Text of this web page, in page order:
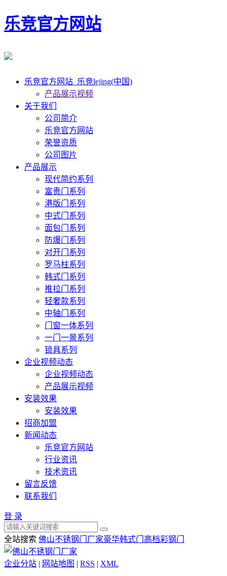
乐竞官方网站
乐竞官方网站_乐竞lejing(中国)
产品展示视频
关于我们
公司简介
乐竞官方网站
荣誉资质
公司图片
产品展示
现代简约系列
富贵门系列
港版门系列
中式门系列
面包门系列
防爆门系列
对开门系列
罗马柱系列
韩式门系列
推拉门系列
轻奢款系列
中轴门系列
门窗一体系列
一门一景系列
锁具系列
企业视频动态
企业视频动态
产品展示视频
安装效果
安装效果
招商加盟
新闻动态
乐竞官方网站
行业资讯
技术资讯
留言反馈
联系我们
登 录
全站搜索 佛山不锈钢门厂家豪华韩式门 高档彩钢门
企业分站 | 网站地图 | RSS | XML